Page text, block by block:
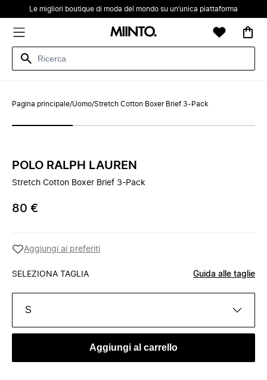
Le migliori boutique di moda del mondo su un’unica piattaforma
Pagina principale/Uomo/Stretch Cotton Boxer Brief 3-Pack
POLO RALPH LAUREN
Stretch Cotton Boxer Brief 3-Pack
80 €
Aggiungi ai preferiti
SELEZIONA TAGLIA Guida alle taglie
S
Aggiungi al carrello